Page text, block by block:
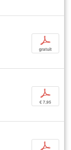
p
gratuit
p
€ 7,95
p